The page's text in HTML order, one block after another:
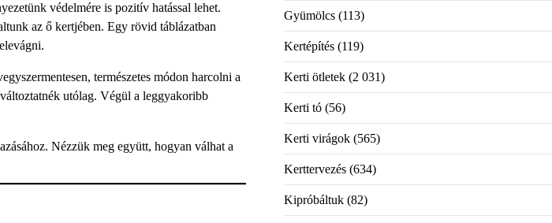
védelmére is pozitív hatással lehet.
az ő kertjében. Egy rövid táblázatban
természetes módon harcolni a
utólag. Végül a leggyakoribb
Nézzük meg együtt, hogyan válhat a
Gyümölcs(113)
Kertépítés(119)
Kerti ötletek(2 031)
Kerti tó(56)
Kerti virágok(565)
Kerttervezés(634)
Kipróbáltuk(82)